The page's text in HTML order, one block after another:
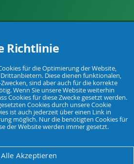
Viehhaltung, Haus, Hof und Garten.
Impressum
Richtlinie
für die Optimierung der Website,
Diese dienen funktionalen,
sind aber auch für die korrekte
Wenn Sie unsere Website weiterhin
Cookies für diese Zwecke gesetzt werden.
Cookies durch unsere Cookie
ist auch jederzeit über einen Link in
möglich. Nur die benötigten Cookies für
der Website werden immer gesetzt.
Alle Akzeptieren